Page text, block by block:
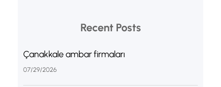
Recent Posts
Çanakkale ambar firmaları
07/29/2026